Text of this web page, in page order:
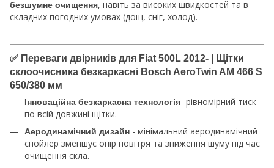
безшумне очищення, навіть за високих швидкостей та в
складних погодних умовах (дощ, сніг, холод).
✅ Переваги двірників для Fiat 500L 2012- | Щітки
склоочисника безкаркасні Bosch AeroTwin AM 466 S
650/380 мм
Інноваційна безкаркасна технологія- рівномірний тиск
по всій довжині щітки.
Аеродинамічний дизайн - мінімальний аеродинамічний
спойлер зменшує опір повітря та зниження шуму під час
очищення скла.